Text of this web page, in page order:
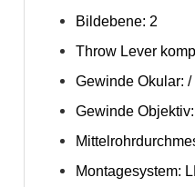
Bildebene: 2
Throw Lever
Gewinde Okular: /
Gewinde
Montagesystem: